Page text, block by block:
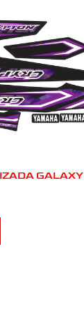
GALAXY